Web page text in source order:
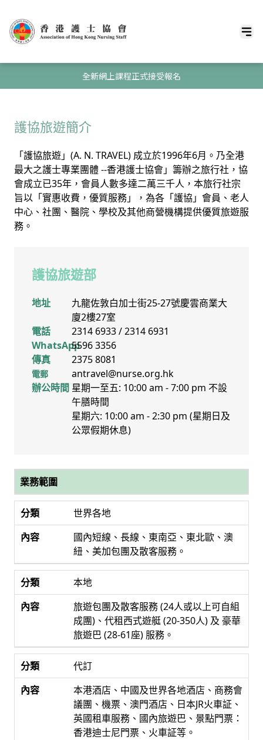
全新網上課程正式接受報名
護協旅遊簡介
「護協旅遊」(A. N. TRAVEL) 成立於1996年6月。乃全港
最大之護士專業團體 --香港護士協會」籌辦之旅行社，協
會成立已35年，會員人數多達二萬三千人，本旅行社宗
旨以「實惠收費，優質服務」，為各「護協」會員、老人
中心、社團、醫院、學校及其他商營機構提供優質旅遊服
務。
護協旅遊部
地址
九龍佐敦白加士街25-27號慶雲商業大
廈2樓27室
電話
2314 6933 / 2314 6931
WhatsApp5596 3356
傳真
2375 8081
電郵
antravel@nurse.org.hk
辦公時間 星期一至五: 10:00 am - 7:00 pm 不設
午膳時間
星期六: 10:00 am - 2:30 pm (星期日及
公眾假期休息)
業務範圍
世界各地
國內短線、長線、東南亞、東北歐、澳
紐、美加包團及散客服務。
本地
旅遊包團及散客服務 (24人或以上可自組
成團)、代租西式遊艇 (20-350人) 及 豪華
旅遊巴 (28-61座) 服務。
代訂
本港酒店、中國及世界各地酒店、商務會
議團、機票、澳門酒店、日本JR火車証、
英國租車服務、國內旅遊巴、景點門票：
香港迪士尼門票、火車証等。